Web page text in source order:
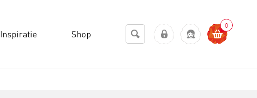
Inspiratie Shop
0